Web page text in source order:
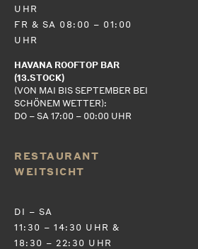
UHR
FR & SA 08:00 – 01:00
UHR
HAVANA ROOFTOP BAR
(13.STOCK)
(VON MAI BIS SEPTEMBER BEI
SCHÖNEM WETTER):
DO – SA 17:00 – 00:00 UHR
RESTAURANT
WEITSICHT
DI – SA
11:30 – 14:30 UHR &
18:30 – 22:30 UHR